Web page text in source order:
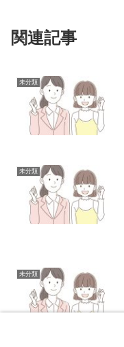
関連記事
未分類
未分類
未分類